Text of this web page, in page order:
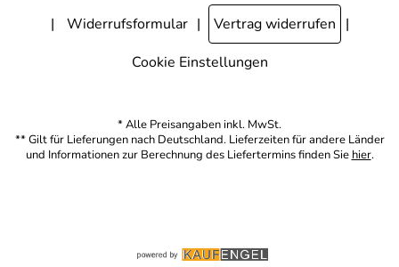
Widerrufsformular
Vertrag widerrufen
Cookie Einstellungen
* Alle Preisangaben inkl. MwSt.
** Gilt für Lieferungen nach Deutschland. Lieferzeiten für andere Länder
und Informationen zur Berechnung des Liefertermins finden Sie hier.